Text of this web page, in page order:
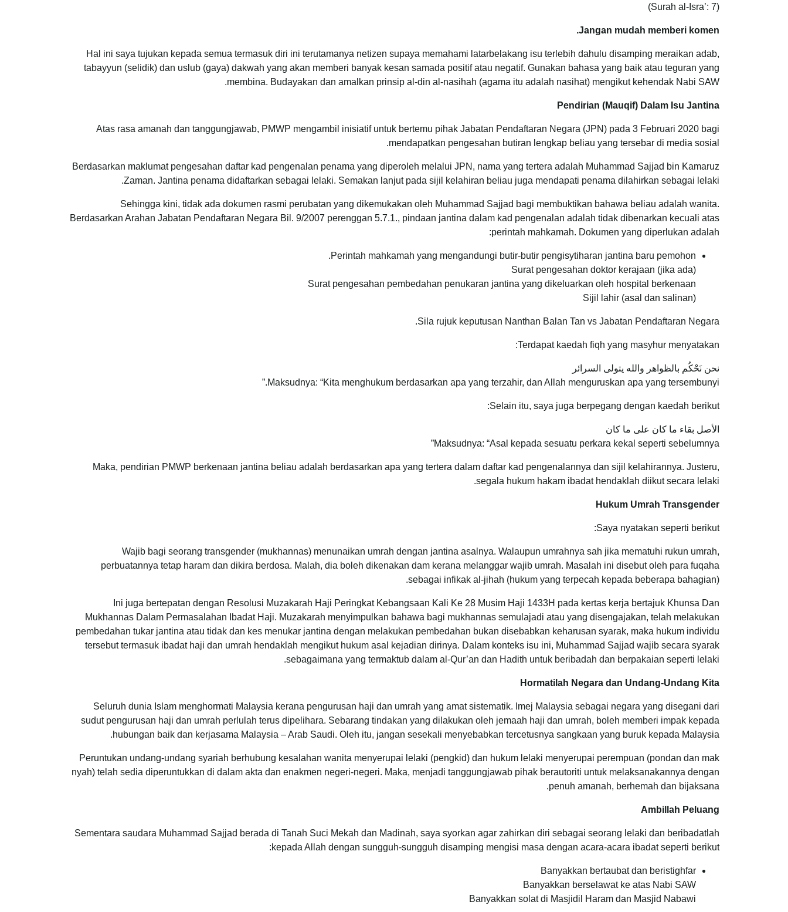
(Surah al-Isra’: 7)
Jangan mudah memberi komen.
Hal ini saya tujukan kepada semua termasuk diri ini terutamanya netizen supaya memahami latarbelakang isu terlebih dahulu disamping meraikan adab,
tabayyun (selidik) dan uslub (gaya) dakwah yang akan memberi banyak kesan samada positif atau negatif. Gunakan bahasa yang baik atau teguran yang
membina. Budayakan dan amalkan prinsip al-din al-nasihah (agama itu adalah nasihat) mengikut kehendak Nabi SAW.
Pendirian (Mauqif) Dalam Isu Jantina
Atas rasa amanah dan tanggungjawab, PMWP mengambil inisiatif untuk bertemu pihak Jabatan Pendaftaran Negara (JPN) pada 3 Februari 2020 bagi
mendapatkan pengesahan butiran lengkap beliau yang tersebar di media sosial.
Berdasarkan maklumat pengesahan daftar kad pengenalan penama yang diperoleh melalui JPN, nama yang tertera adalah Muhammad Sajjad bin Kamaruz
Zaman. Jantina penama didaftarkan sebagai lelaki. Semakan lanjut pada sijil kelahiran beliau juga mendapati penama dilahirkan sebagai lelaki.
Sehingga kini, tidak ada dokumen rasmi perubatan yang dikemukakan oleh Muhammad Sajjad bagi membuktikan bahawa beliau adalah wanita.
Berdasarkan Arahan Jabatan Pendaftaran Negara Bil. 9/2007 perenggan 5.7.1., pindaan jantina dalam kad pengenalan adalah tidak dibenarkan kecuali atas
perintah mahkamah. Dokumen yang diperlukan adalah:
Perintah mahkamah yang mengandungi butir-butir pengisytiharan jantina baru pemohon.
Surat pengesahan doktor kerajaan (jika ada)
Surat pengesahan pembedahan penukaran jantina yang dikeluarkan oleh hospital berkenaan
Sijil lahir (asal dan salinan)
Sila rujuk keputusan Nanthan Balan Tan vs Jabatan Pendaftaran Negara.
Terdapat kaedah fiqh yang masyhur menyatakan:
نحن نَحْكُم بالظواهر والله يتولى السرائر
Maksudnya: “Kita menghukum berdasarkan apa yang terzahir, dan Allah menguruskan apa yang tersembunyi.”
Selain itu, saya juga berpegang dengan kaedah berikut:
الأصل بقاء ما كان على ما كان
Maksudnya: “Asal kepada sesuatu perkara kekal seperti sebelumnya”
Maka, pendirian PMWP berkenaan jantina beliau adalah berdasarkan apa yang tertera dalam daftar kad pengenalannya dan sijil kelahirannya. Justeru,
segala hukum hakam ibadat hendaklah diikut secara lelaki.
Hukum Umrah Transgender
Saya nyatakan seperti berikut:
Wajib bagi seorang transgender (mukhannas) menunaikan umrah dengan jantina asalnya. Walaupun umrahnya sah jika mematuhi rukun umrah,
perbuatannya tetap haram dan dikira berdosa. Malah, dia boleh dikenakan dam kerana melanggar wajib umrah. Masalah ini disebut oleh para fuqaha
sebagai infikak al-jihah (hukum yang terpecah kepada beberapa bahagian).
Ini juga bertepatan dengan Resolusi Muzakarah Haji Peringkat Kebangsaan Kali Ke 28 Musim Haji 1433H pada kertas kerja bertajuk Khunsa Dan
Mukhannas Dalam Permasalahan Ibadat Haji. Muzakarah menyimpulkan bahawa bagi mukhannas semulajadi atau yang disengajakan, telah melakukan
pembedahan tukar jantina atau tidak dan kes menukar jantina dengan melakukan pembedahan bukan disebabkan keharusan syarak, maka hukum individu
tersebut termasuk ibadat haji dan umrah hendaklah mengikut hukum asal kejadian dirinya. Dalam konteks isu ini, Muhammad Sajjad wajib secara syarak
sebagaimana yang termaktub dalam al-Qur’an dan Hadith untuk beribadah dan berpakaian seperti lelaki.
Hormatilah Negara dan Undang-Undang Kita
Seluruh dunia Islam menghormati Malaysia kerana pengurusan haji dan umrah yang amat sistematik. Imej Malaysia sebagai negara yang disegani dari
sudut pengurusan haji dan umrah perlulah terus dipelihara. Sebarang tindakan yang dilakukan oleh jemaah haji dan umrah, boleh memberi impak kepada
hubungan baik dan kerjasama Malaysia – Arab Saudi. Oleh itu, jangan sesekali menyebabkan tercetusnya sangkaan yang buruk kepada Malaysia.
Peruntukan undang-undang syariah berhubung kesalahan wanita menyerupai lelaki (pengkid) dan hukum lelaki menyerupai perempuan (pondan dan mak
nyah) telah sedia diperuntukkan di dalam akta dan enakmen negeri-negeri. Maka, menjadi tanggungjawab pihak berautoriti untuk melaksanakannya dengan
penuh amanah, berhemah dan bijaksana.
Ambillah Peluang
Sementara saudara Muhammad Sajjad berada di Tanah Suci Mekah dan Madinah, saya syorkan agar zahirkan diri sebagai seorang lelaki dan beribadatlah
kepada Allah dengan sungguh-sungguh disamping mengisi masa dengan acara-acara ibadat seperti berikut:
Banyakkan bertaubat dan beristighfar
Banyakkan berselawat ke atas Nabi SAW
Banyakkan solat di Masjidil Haram dan Masjid Nabawi